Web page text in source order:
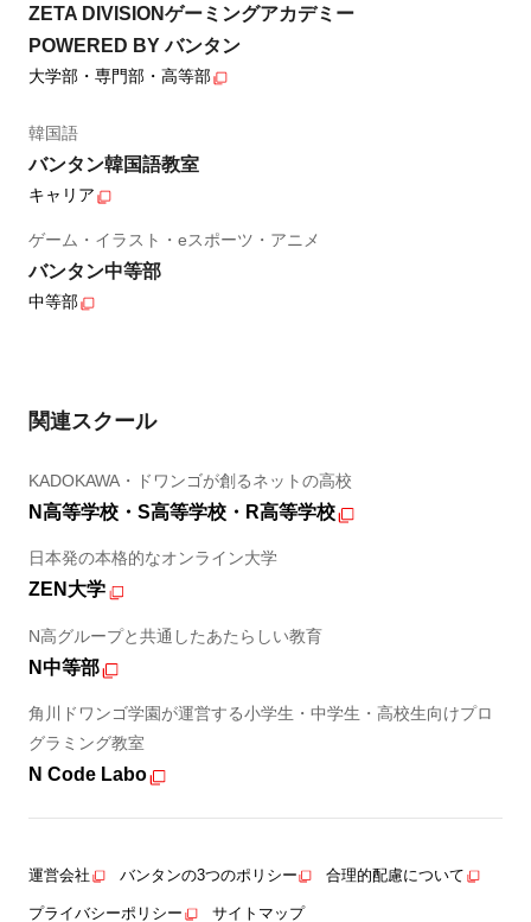
ZETA DIVISIONゲーミングアカデミー
POWERED BY バンタン
大学部・専門部・高等部
韓国語
バンタン韓国語教室
キャリア
ゲーム・イラスト・eスポーツ・アニメ
バンタン中等部
中等部
関連スクール
KADOKAWA・ドワンゴが創るネットの高校
N高等学校・S高等学校・R高等学校
日本発の本格的なオンライン大学
ZEN大学
N高グループと共通したあたらしい教育
N中等部
角川ドワンゴ学園が運営する小学生・中学生・高校生向けプロ
グラミング教室
N Code Labo
運営会社 バンタンの3つのポリシー 合理的配慮について
プライバシーポリシー サイトマップ